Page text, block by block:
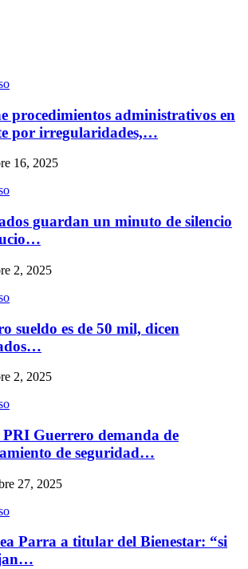
procedimientos administrativos en
por irregularidades,…
16, 2025
guardan un minuto de silencio
2, 2025
sueldo es de 50 mil, dicen
2, 2025
Guerrero demanda de
de seguridad…
27, 2025
Parra a titular del Bienestar: “si